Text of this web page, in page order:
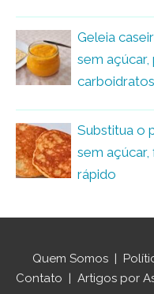
Geleia
sem açúcar,
Substitua o
sem açúcar,
rápido
Quem Somos |
Contato | Artigos por